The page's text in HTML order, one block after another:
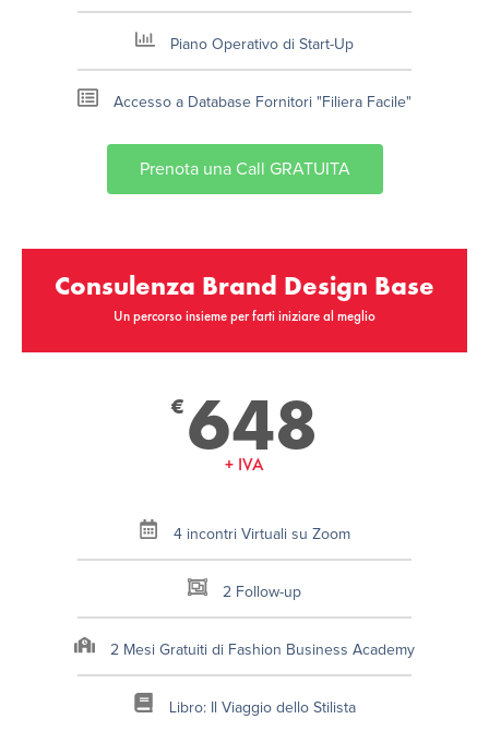
Piano Operativo di Start-Up
Accesso a Database Fornitori "Filiera Facile"
Prenota una Call GRATUITA
Consulenza Brand Design Base
Un percorso insieme per farti iniziare al meglio
€ 648
+ IVA
4 incontri Virtuali su Zoom
2 Follow-up
2 Mesi Gratuiti di Fashion Business Academy
Libro: Il Viaggio dello Stilista